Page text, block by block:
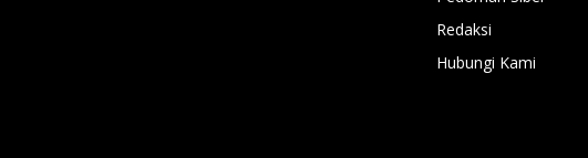
Redaksi
Hubungi Kami